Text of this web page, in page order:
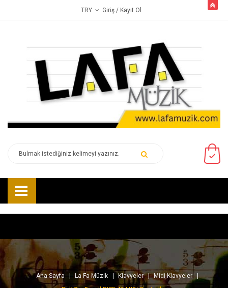
TRY Giriş / Kayıt Ol
Ana Sayfa La Fa Müzik Klavyeler
Midi Klavyeler